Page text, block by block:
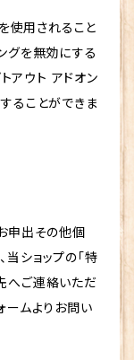
使用されること
グを無効にする
アウト アドオン
ることができま
申出その他個
ショップの「特
へご連絡いただ
ームよりお問い